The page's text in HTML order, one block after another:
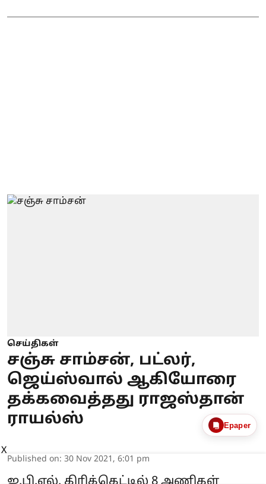
செய்திகள்
சஞ்சு சாம்சன், பட்லர்,
ஜெய்ஸ்வால் ஆகியோரை
தக்கவைத்தது ராஜஸ்தான்
ராயல்ஸ்
Published on: 30 Nov 2021, 6:01 pm
Epaper
X